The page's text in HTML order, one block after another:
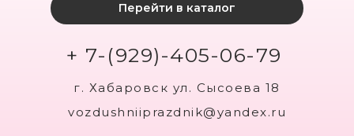
Перейти в каталог
+ 7-(929)-405-06-79
г. Хабаровск ул. Сысоева 18
vozdushniiprazdnik@yandex.ru